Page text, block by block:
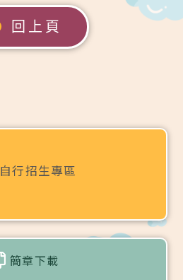
回上頁
自行招生專區
簡章下載